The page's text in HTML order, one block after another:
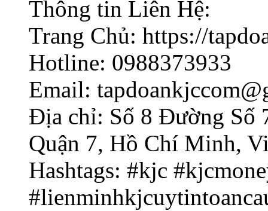
Thông tin Liên Hệ:
Trang Chủ: https://
Hotline: 0988373933
Email:
Địa chỉ: Số 8 Đường Số
Quận 7, Hồ Chí Minh,
Hashtags: #kjc